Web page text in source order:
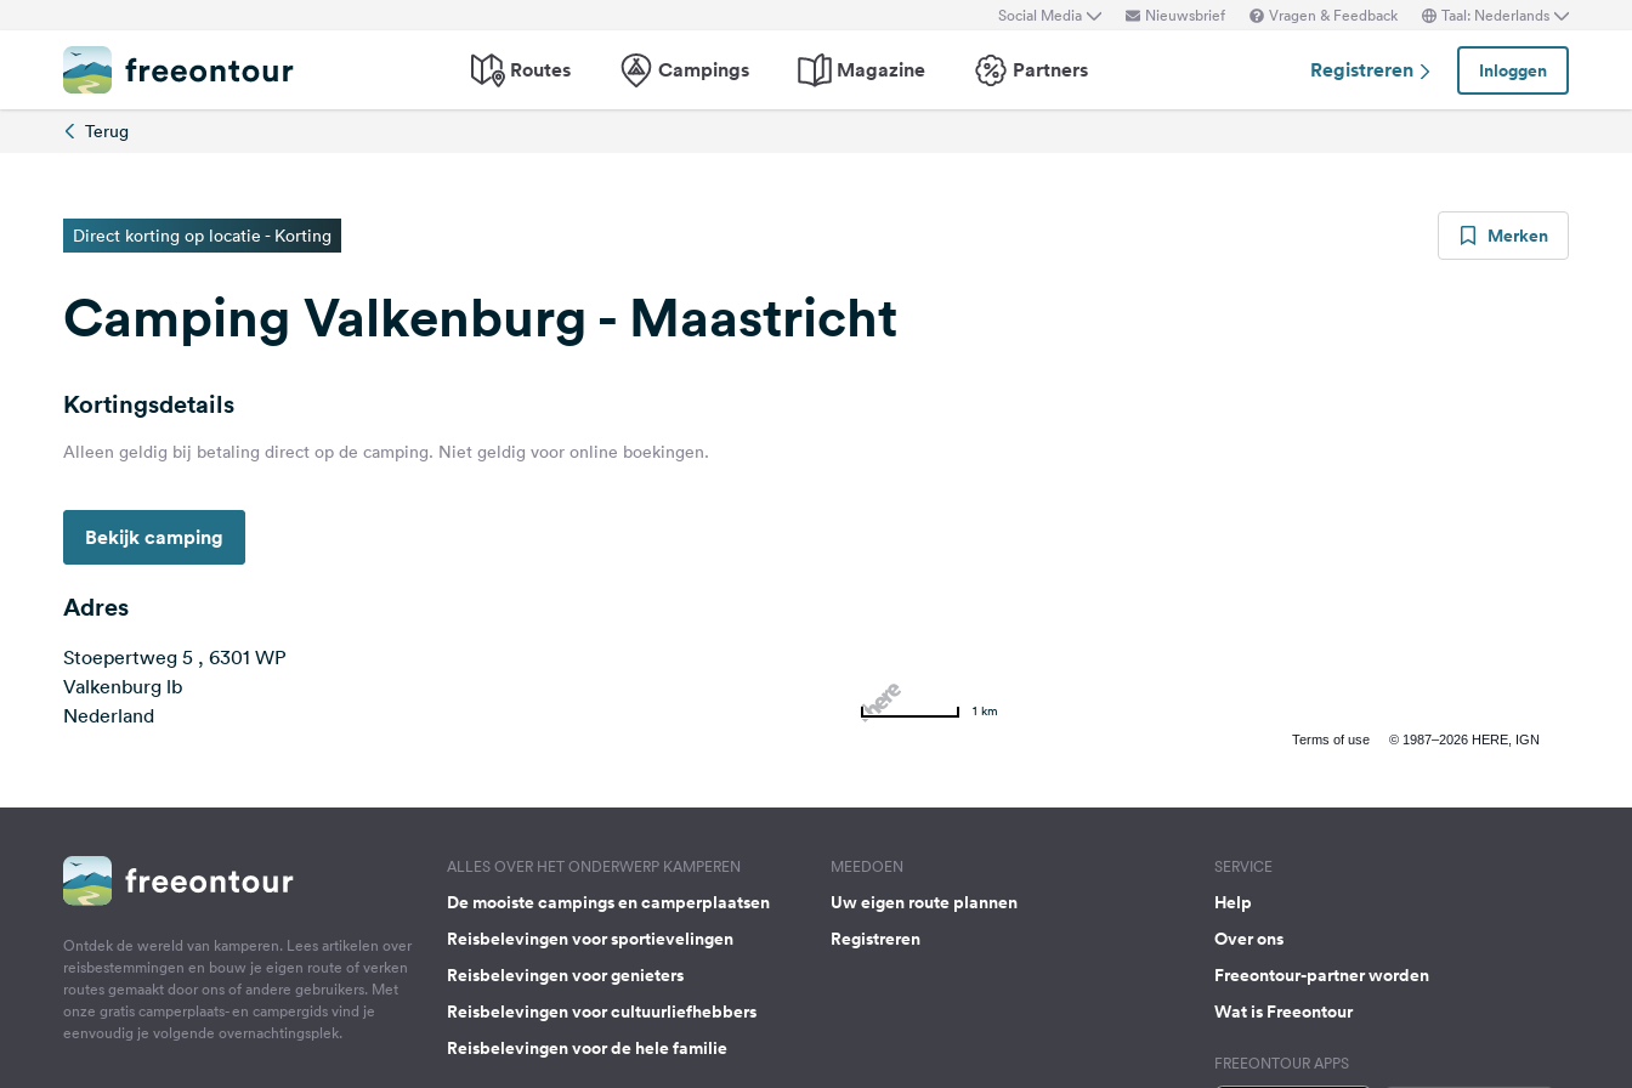
Social Media Nieuwsbrief Vragen & Feedback Taal: Nederlands
Routes Campings Magazine Partners Registreren Inloggen
Terug
Direct korting op locatie - Korting Merken
Camping Valkenburg - Maastricht
Kortingsdetails
Alleen geldig bij betaling direct op de camping. Niet geldig voor online boekingen.
Bekijk camping
Adres
Stoepertweg 5 , 6301 WP
Valkenburg lb
Nederland
Terms of use © 1987–2026 HERE, IGN
1 km
Ontdek de wereld van kamperen. Lees artikelen over
reisbestemmingen en bouw je eigen route of verken
routes gemaakt door ons of andere gebruikers. Met
onze gratis camperplaats- en campergids vind je
eenvoudig je volgende overnachtingsplek.
ALLES OVER HET ONDERWERP KAMPEREN
De mooiste campings en camperplaatsen
Reisbelevingen voor sportievelingen
Reisbelevingen voor genieters
Reisbelevingen voor cultuurliefhebbers
Reisbelevingen voor de hele familie
MEEDOEN
Uw eigen route plannen
Registreren
SERVICE
Help
Over ons
Freeontour-partner worden
Wat is Freeontour
FREEONTOUR APPS